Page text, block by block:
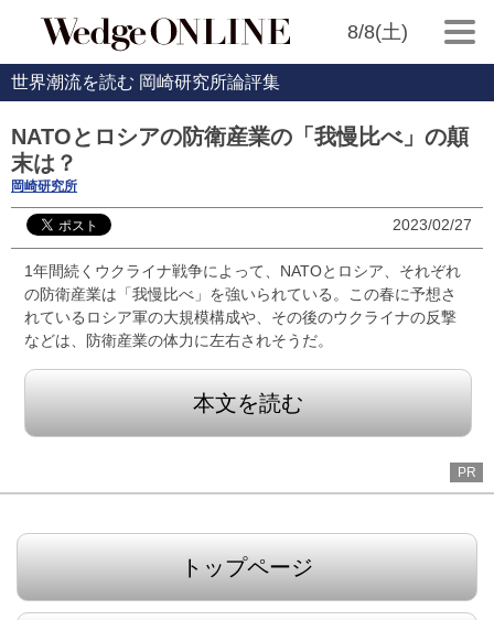
8/8(土)
世界潮流を読む 岡崎研究所論評集
NATOとロシアの防衛産業の「我慢比べ」の顛
末は？
岡崎研究所
2023/02/27
1年間続くウクライナ戦争によって、NATOとロシア、それぞれ
の防衛産業は「我慢比べ」を強いられている。この春に予想さ
れているロシア軍の大規模構成や、その後のウクライナの反撃
などは、防衛産業の体力に左右されそうだ。
本文を読む
PR
トップページ